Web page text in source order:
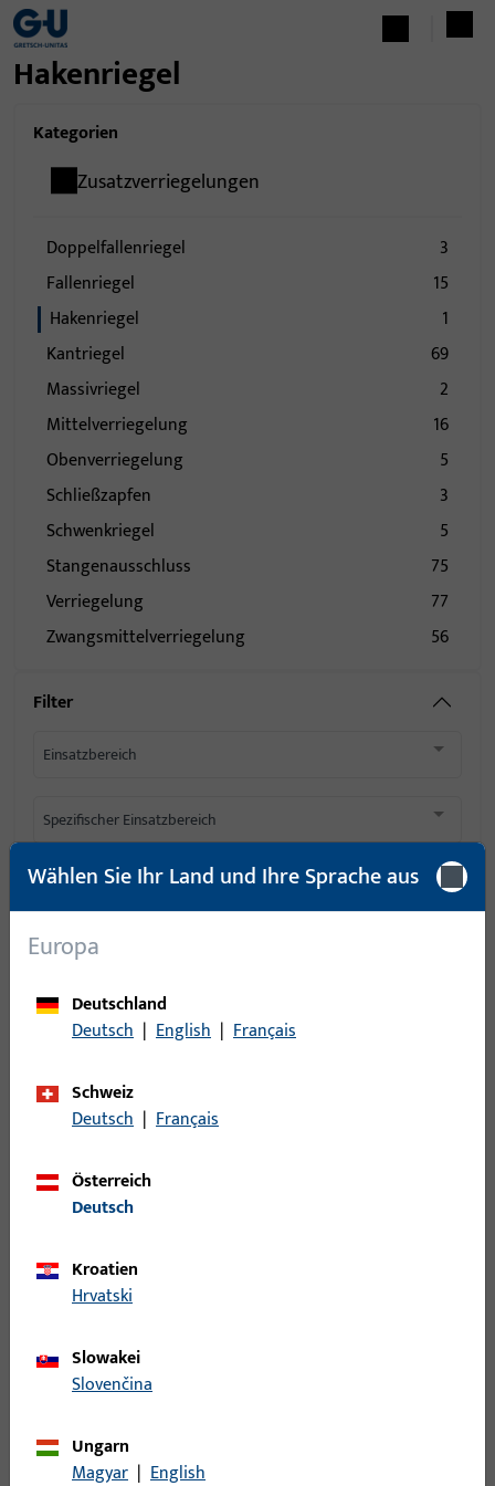
Hakenriegel
Kategorien
Zusatzverriegelungen
Doppelfallenriegel
3
Fallenriegel
15
Hakenriegel
1
Kantriegel
69
Massivriegel
2
Mittelverriegelung
16
Obenverriegelung
5
Schließzapfen
3
Schwenkriegel
5
Stangenausschluss
75
Verriegelung
77
Zwangsmittelverriegelung
56
Filter
Einsatzbereich
Spezifischer Einsatzbereich
Produkttyp
Basisfarbe
Einsatzsystem
Filter fürHakenriegel
Länge Anschlusskabel
Artikel
K-15730-00-0-1 |
Hakenriegelverschluss
Wählen Sie Ihr Land und Ihre Sprache aus
Europa
Deutschland
Deutsch | English | Français
Schweiz
Deutsch | Français
Österreich
Deutsch
Kroatien
Hrvatski
Slowakei
Slovenčina
Ungarn
Magyar | English